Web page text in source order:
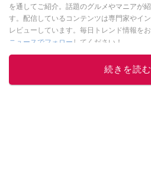
を通してご紹介。話題のグルメやマニアが
す。配信しているコンテンツは専門家やイ
レビューしています。毎日トレンド情報を
ニュースでフォロー してください！
続きを読む